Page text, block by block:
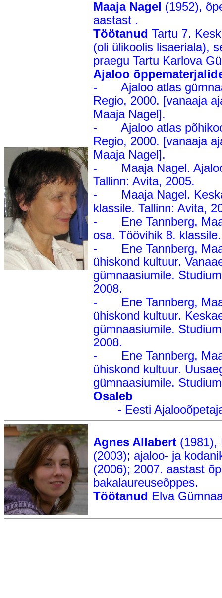
Maaja Nagel (1952),
aastast .
Töötanud Tartu 7.
(oli ülikoolis lisaeriala),
praegu Tartu Karlova
Ajaloo
- Ajaloo atlas
Regio, 2000. [vanaaja
Maaja Nagel].
- Ajaloo atlas
Regio, 2000. [vanaaja
Maaja Nagel].
- Maaja Nagel. Ajaloo
Tallinn: Avita, 2005.
- Maaja Nagel.
klassile. Tallinn: Avita,
- Ene Tannberg,
osa. Töövihik 8.
- Ene Tannberg,
ühiskond kultuur.
gümnaasiumile.
2008.
- Ene Tannberg,
ühiskond kultuur.
gümnaasiumile.
2008.
- Ene Tannberg,
ühiskond kultuur.
gümnaasiumile.
Osaleb
- Eesti
Agnes Allabert (1981),
(2003); ajaloo- ja
(2006); 2007. aastast
bakalaureuseõppes.
Töötanud Elva